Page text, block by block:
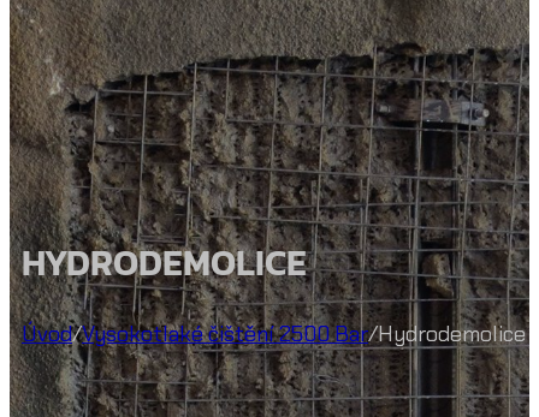
HYDRODEMOLICE
Úvod/Vysokotlaké čištění 2500 Bar/Hydrodemolice